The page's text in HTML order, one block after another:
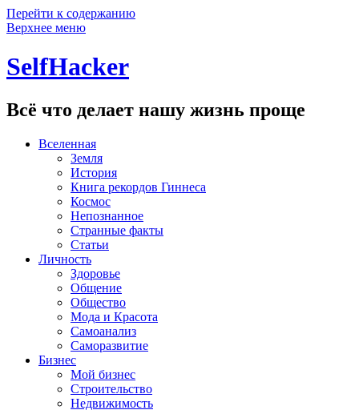
Перейти к содержанию
Верхнее меню
SelfHacker
Всё что делает нашу жизнь проще
Вселенная
Земля
История
Книга рекордов Гиннеса
Космос
Непознанное
Странные факты
Статьи
Личность
Здоровье
Общение
Общество
Мода и Красота
Самоанализ
Саморазвитие
Бизнес
Мой бизнес
Строительство
Недвижимость